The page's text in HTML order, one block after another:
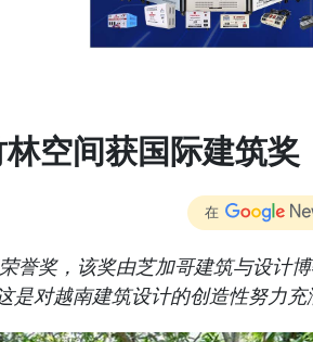
空间获国际建筑奖
在
誉奖，该奖由芝加哥建筑与设计
是对越南建筑设计的创造性努力充